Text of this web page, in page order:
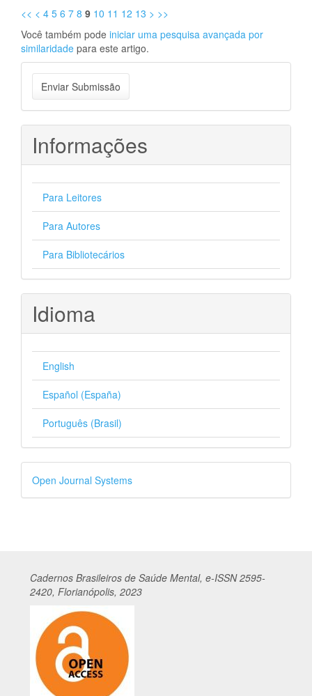
<< < 4 5 6 7 8 9 10 11 12 13 > >>
Você também pode iniciar uma pesquisa avançada por
similaridade para este artigo.
Enviar
Submissão
Enviar Submissão
Informações
Para Leitores
Para Autores
Para Bibliotecários
Idioma
English
Español (España)
Português (Brasil)
Desenvolvido
por
Open Journal Systems
Cadernos Brasileiros de Saúde Mental, e-ISSN 2595-
2420, Florianópolis, 2023